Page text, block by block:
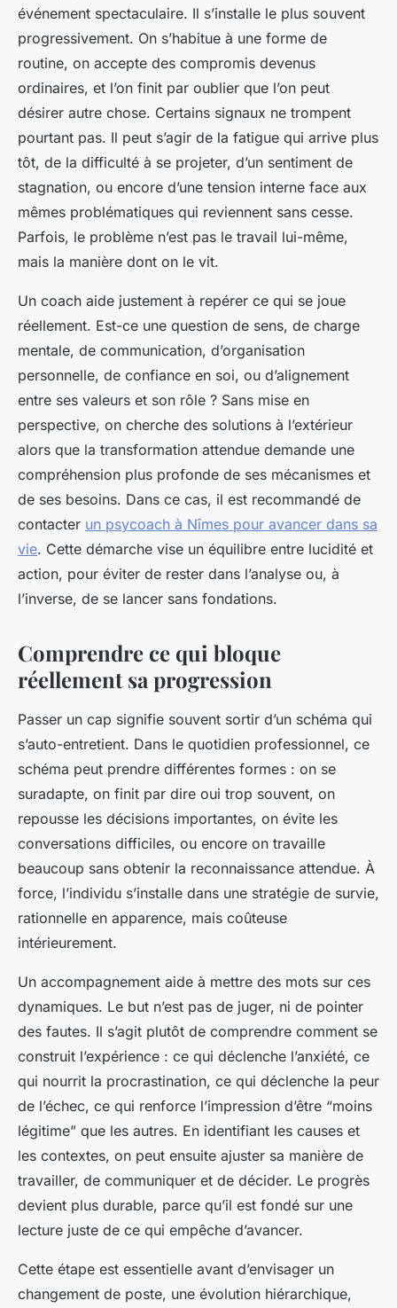
événement spectaculaire. Il s’installe le plus souvent
progressivement. On s’habitue à une forme de
routine, on accepte des compromis devenus
ordinaires, et l’on finit par oublier que l’on peut
désirer autre chose. Certains signaux ne trompent
pourtant pas. Il peut s’agir de la fatigue qui arrive plus
tôt, de la difficulté à se projeter, d’un sentiment de
stagnation, ou encore d’une tension interne face aux
mêmes problématiques qui reviennent sans cesse.
Parfois, le problème n’est pas le travail lui-même,
mais la manière dont on le vit.
Un coach aide justement à repérer ce qui se joue
réellement. Est-ce une question de sens, de charge
mentale, de communication, d’organisation
personnelle, de confiance en soi, ou d’alignement
entre ses valeurs et son rôle ? Sans mise en
perspective, on cherche des solutions à l’extérieur
alors que la transformation attendue demande une
compréhension plus profonde de ses mécanismes et
de ses besoins. Dans ce cas, il est recommandé de
contacter un psycoach à Nîmes pour avancer dans sa
vie. Cette démarche vise un équilibre entre lucidité et
action, pour éviter de rester dans l’analyse ou, à
l’inverse, de se lancer sans fondations.
Comprendre ce qui bloque
réellement sa progression
Passer un cap signifie souvent sortir d’un schéma qui
s’auto-entretient. Dans le quotidien professionnel, ce
schéma peut prendre différentes formes : on se
suradapte, on finit par dire oui trop souvent, on
repousse les décisions importantes, on évite les
conversations difficiles, ou encore on travaille
beaucoup sans obtenir la reconnaissance attendue. À
force, l’individu s’installe dans une stratégie de survie,
rationnelle en apparence, mais coûteuse
intérieurement.
Un accompagnement aide à mettre des mots sur ces
dynamiques. Le but n’est pas de juger, ni de pointer
des fautes. Il s’agit plutôt de comprendre comment se
construit l’expérience : ce qui déclenche l’anxiété, ce
qui nourrit la procrastination, ce qui déclenche la peur
de l’échec, ce qui renforce l’impression d’être “moins
légitime” que les autres. En identifiant les causes et
les contextes, on peut ensuite ajuster sa manière de
travailler, de communiquer et de décider. Le progrès
devient plus durable, parce qu’il est fondé sur une
lecture juste de ce qui empêche d’avancer.
Cette étape est essentielle avant d’envisager un
changement de poste, une évolution hiérarchique,